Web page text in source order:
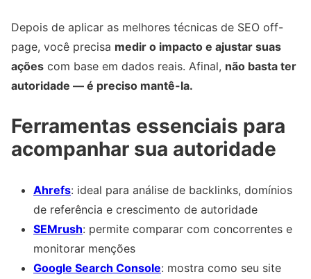
Depois de aplicar as melhores técnicas de SEO off-
page, você precisa medir o impacto e ajustar suas
ações com base em dados reais. Afinal, não basta ter
autoridade — é preciso mantê-la.
Ferramentas essenciais para
acompanhar sua autoridade
Ahrefs: ideal para análise de backlinks, domínios
de referência e crescimento de autoridade
SEMrush: permite comparar com concorrentes e
monitorar menções
Google Search Console: mostra como seu site